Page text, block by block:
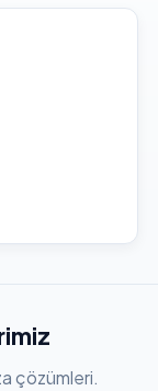
çözümleri.